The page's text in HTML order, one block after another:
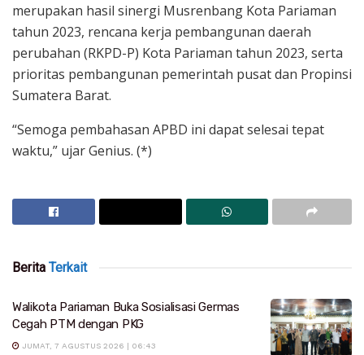
merupakan hasil sinergi Musrenbang Kota Pariaman
tahun 2023, rencana kerja pembangunan daerah
perubahan (RKPD-P) Kota Pariaman tahun 2023, serta
prioritas pembangunan pemerintah pusat dan Propinsi
Sumatera Barat.
“Semoga pembahasan APBD ini dapat selesai tepat
waktu,” ujar Genius. (*)
Berita Terkait
Walikota Pariaman Buka Sosialisasi Germas
Cegah PTM dengan PKG
JUMAT, 7 AGUSTUS 2026 | 06:43